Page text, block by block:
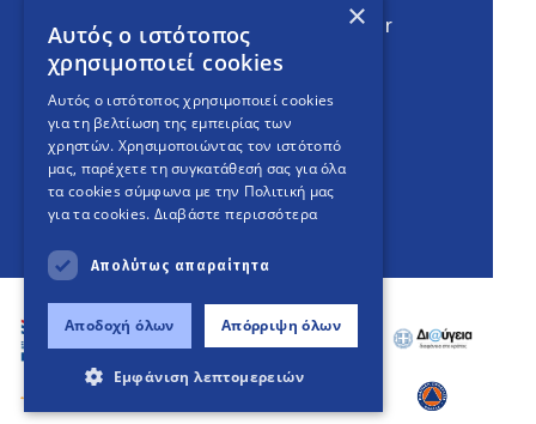
neapoli.sykies@ddt.gov.gr
Ακολουθήστε
English Version
An project
×
Αυτός ο ιστότοπος
χρησιμοποιεί cookies
Αυτός ο ιστότοπος χρησιμοποιεί cookies
για τη βελτίωση της εμπειρίας των
χρηστών. Χρησιμοποιώντας τον ιστότοπό
μας, παρέχετε τη συγκατάθεσή σας για όλα
τα cookies σύμφωνα με την Πολιτική μας
για τα cookies. Διαβάστε περισσότερα
Απολύτως απαραίτητα
Αποδοχή όλων Απόρριψη όλων
Εμφάνιση λεπτομερειών